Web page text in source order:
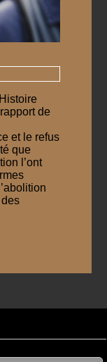
de
et le refus
que
l’ont